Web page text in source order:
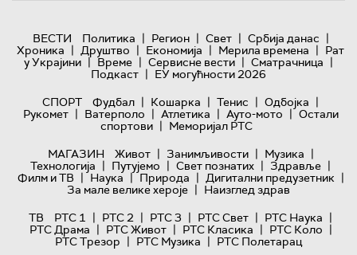
ВЕСТИ Политика | Регион | Свет | Србија данас |
Хроника | Друштво | Економија | Мерила времена | Рат
у Украјини | Време | Сервисне вести | Сматрачница |
Подкаст | ЕУ могућности 2026
СПОРТ
Фудбал | Кошарка | Тенис | Одбојка |
Рукомет | Ватерполо | Атлетика | Ауто-мото | Остали
спортови | Меморијал РТС
МАГАЗИН
Живот | Занимљивости | Музика |
Технологијa | Путујемо | Свет познатих | Здравље |
Филм и ТВ | Наука | Природа | Дигитални предузетник |
За мале велике хероје | Наизглед здрав
ТВ
РТС 1 | РТС 2 | РТС 3 | РТС Свет | РТС Наука |
РТС Драма | РТС Живот | РТС Класика | РТС Коло |
РТС Трезор | РТС Музика | РТС Полетарац